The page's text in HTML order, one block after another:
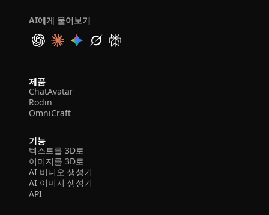
AI에게 물어보기
제품
ChatAvatar
Rodin
OmniCraft
기능
텍스트를 3D로
이미지를 3D로
AI 비디오 생성기
AI 이미지 생성기
API